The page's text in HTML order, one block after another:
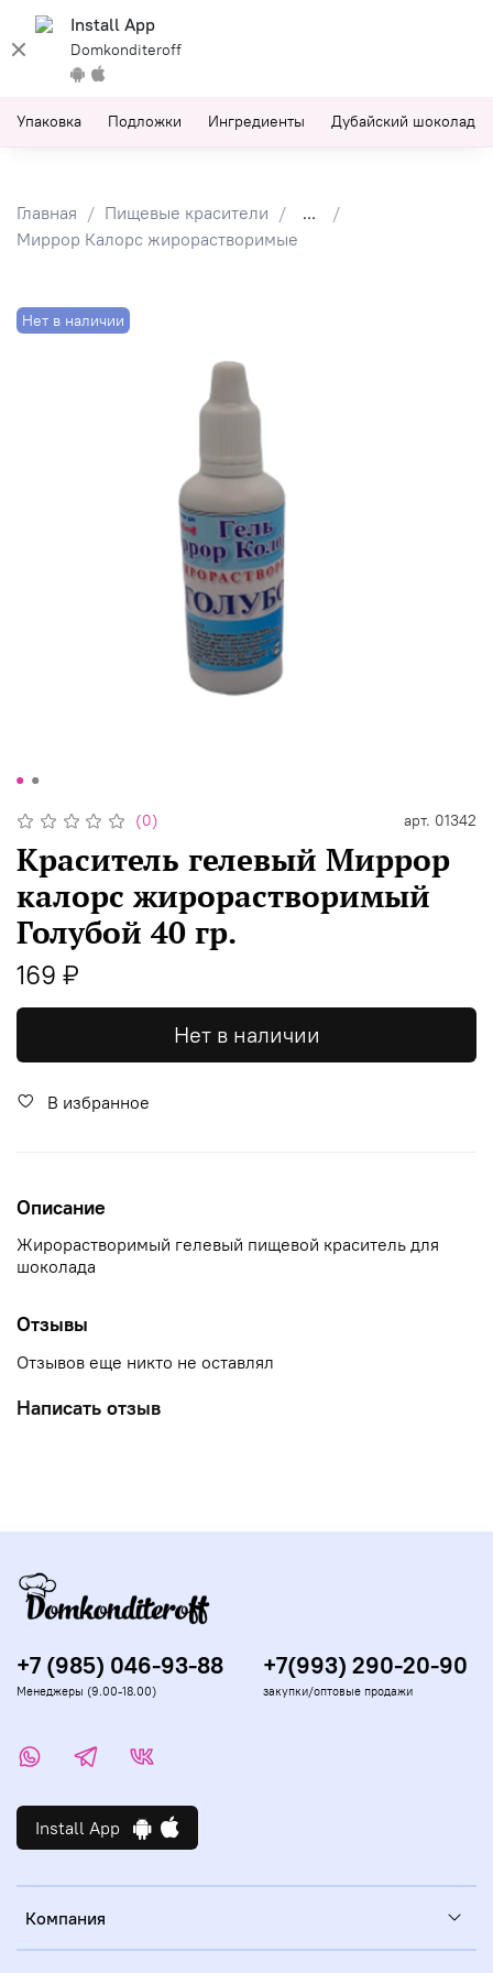
Install App
Domkonditeroff
Упаковка Подложки Ингредиенты Дубайский шоколад
Главная Пищевые красители
...
Миррор Калорс жирорастворимые
Нет в наличии
(0) арт. 01342
Краситель гелевый Миррор
калорс жирорастворимый
Голубой 40 гр.
169 ₽
Нет в наличии
В избранное
Описание
Жирорастворимый гелевый пищевой краситель для
шоколада
Отзывы
Отзывов еще никто не оставлял
Написать отзыв
Компания
Install App
+7 (985) 046-93-88
Менеджеры (9.00-18.00)
+7(993) 290-20-90
закупки/оптовые продажи